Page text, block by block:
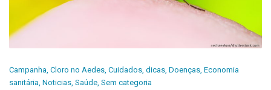
Campanha, Cloro no Aedes, Cuidados, dicas, Doenças, Economia
sanitária, Noticias, Saúde, Sem categoria